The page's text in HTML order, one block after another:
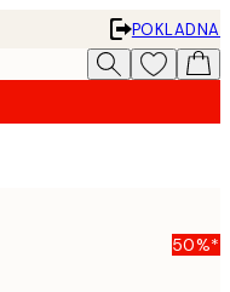
POKLADNA
50%*